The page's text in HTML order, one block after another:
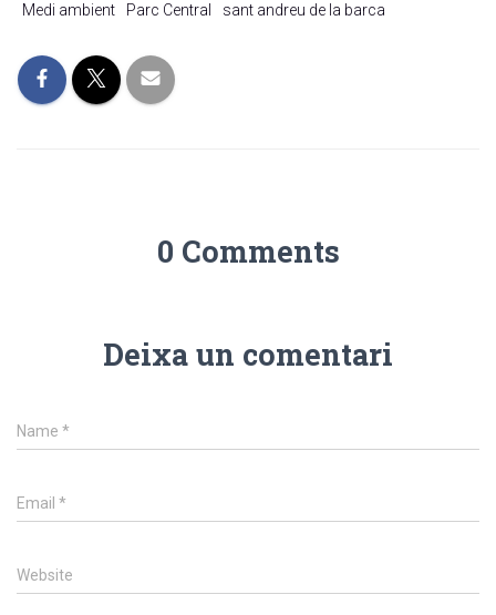
Medi ambient
Parc Central sant andreu de la barca
0 Comments
Deixa un comentari
Name *
Email *
Website